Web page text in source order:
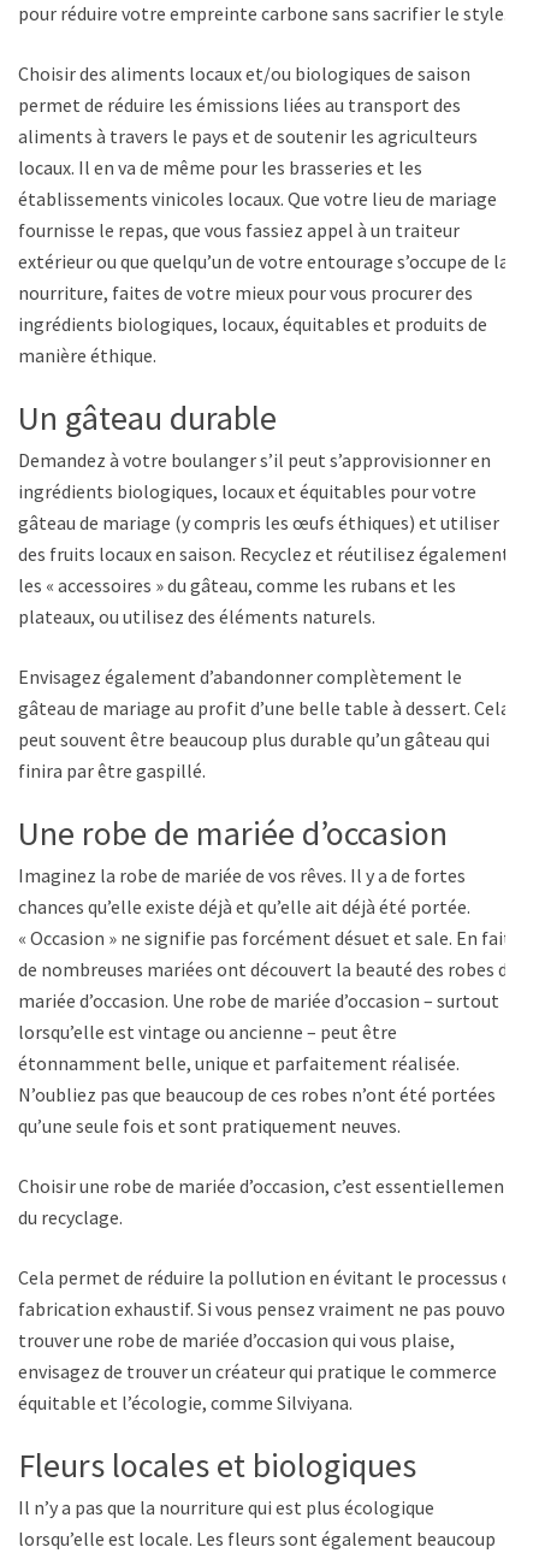
pour réduire votre empreinte carbone sans sacrifier le style.
Choisir des aliments locaux et/ou biologiques de saison
permet de réduire les émissions liées au transport des
aliments à travers le pays et de soutenir les agriculteurs
locaux. Il en va de même pour les brasseries et les
établissements vinicoles locaux. Que votre lieu de mariage
fournisse le repas, que vous fassiez appel à un traiteur
extérieur ou que quelqu’un de votre entourage s’occupe de la
nourriture, faites de votre mieux pour vous procurer des
ingrédients biologiques, locaux, équitables et produits de
manière éthique.
Un gâteau durable
Demandez à votre boulanger s’il peut s’approvisionner en
ingrédients biologiques, locaux et équitables pour votre
gâteau de mariage (y compris les œufs éthiques) et utiliser
des fruits locaux en saison. Recyclez et réutilisez également
les « accessoires » du gâteau, comme les rubans et les
plateaux, ou utilisez des éléments naturels.
Envisagez également d’abandonner complètement le
gâteau de mariage au profit d’une belle table à dessert. Cela
peut souvent être beaucoup plus durable qu’un gâteau qui
finira par être gaspillé.
Une robe de mariée d’occasion
Imaginez la robe de mariée de vos rêves. Il y a de fortes
chances qu’elle existe déjà et qu’elle ait déjà été portée.
« Occasion » ne signifie pas forcément désuet et sale. En fait,
de nombreuses mariées ont découvert la beauté des robes de
mariée d’occasion. Une robe de mariée d’occasion – surtout
lorsqu’elle est vintage ou ancienne – peut être
étonnamment belle, unique et parfaitement réalisée.
N’oubliez pas que beaucoup de ces robes n’ont été portées
qu’une seule fois et sont pratiquement neuves.
Choisir une robe de mariée d’occasion, c’est essentiellement
du recyclage.
Cela permet de réduire la pollution en évitant le processus de
fabrication exhaustif. Si vous pensez vraiment ne pas pouvoir
trouver une robe de mariée d’occasion qui vous plaise,
envisagez de trouver un créateur qui pratique le commerce
équitable et l’écologie, comme Silviyana.
Fleurs locales et biologiques
Il n’y a pas que la nourriture qui est plus écologique
lorsqu’elle est locale. Les fleurs sont également beaucoup